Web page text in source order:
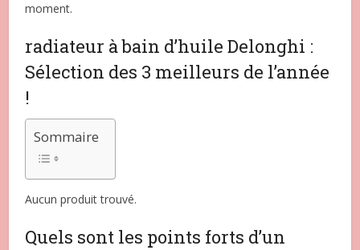
moment.
radiateur à bain d’huile Delonghi :
Sélection des 3 meilleurs de l’année
!
Sommaire
Aucun produit trouvé.
Quels sont les points forts d’un